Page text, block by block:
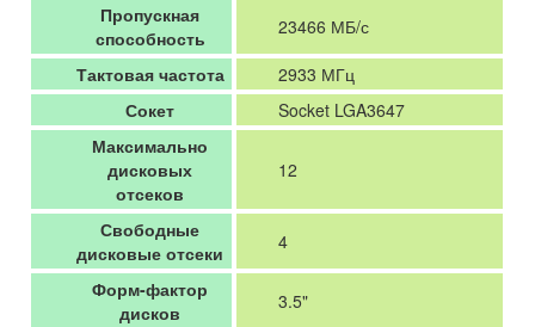
Пропускная
способность
23466 МБ/с
Тактовая частота
2933 МГц
Сокет
Socket LGA3647
Максимально
дисковых
отсеков
12
Свободные
дисковые отсеки
4
Форм-фактор
дисков
3.5"